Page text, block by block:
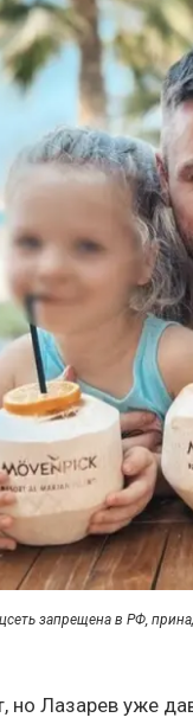
запрещена в РФ,
но Лазарев уже